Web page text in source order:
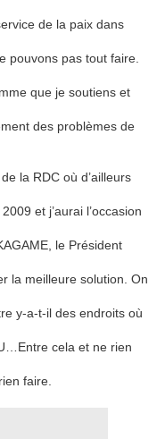
de la paix dans
pouvons pas tout faire.
que je soutiens et
des problèmes de
la RDC où d’ailleurs
et j’aurai l’occasion
le Président
la meilleure solution. On
y-a-t-il des endroits où
cela et ne rien
faire.